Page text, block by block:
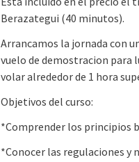
Berazategui (40 minutos).
Arrancamos la jornada con
vuelo de demostracion para
volar alrededor de 1 hora
Objetivos del curso:
*Comprender los principios
*Conocer las regulaciones y